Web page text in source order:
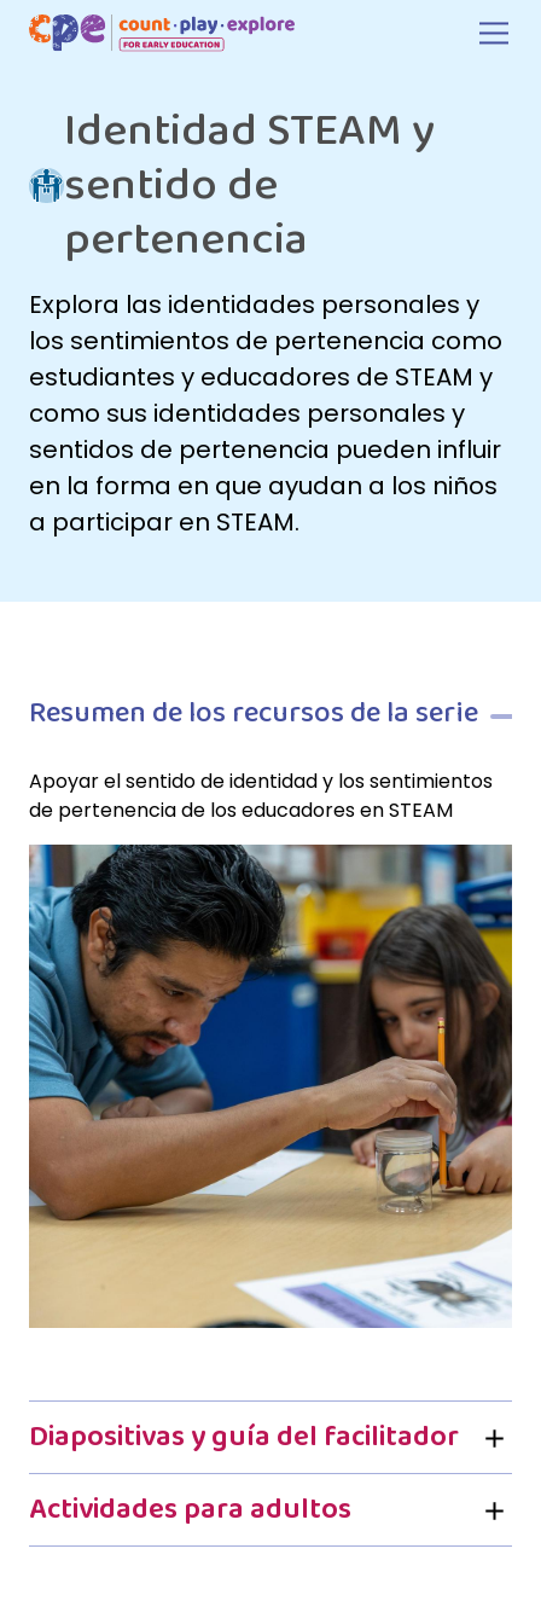
Skip to main content
Identidad STEAM y
sentido de
pertenencia
Explora las identidades personales y
los sentimientos de pertenencia como
estudiantes y educadores de STEAM y
como sus identidades personales y
sentidos de pertenencia pueden influir
en la forma en que ayudan a los niños
a participar en STEAM.
Resumen de los recursos de la serie
Apoyar el sentido de identidad y los sentimientos
de pertenencia de los educadores en STEAM
Diapositivas y guía del facilitador
Actividades para adultos